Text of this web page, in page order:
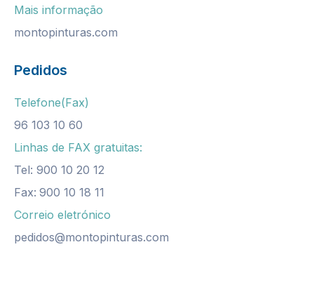
Mais informação
montopinturas.com
Pedidos
Telefone(Fax)
96 103 10 60
Linhas de FAX gratuitas:
Tel: 900 10 20 12
Fax: 900 10 18 11
Correio eletrónico
pedidos@montopinturas.com